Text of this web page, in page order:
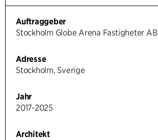
Auftraggeber
Stockholm Globe Arena Fastigheter AB
Adresse
Stockholm, Sverige
Jahr
2017-2025
Architekt